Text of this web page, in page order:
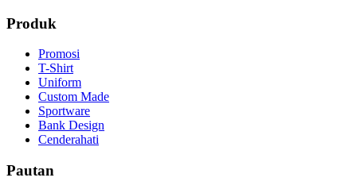
Produk
Promosi
T-Shirt
Uniform
Custom Made
Sportware
Bank Design
Cenderahati
Pautan